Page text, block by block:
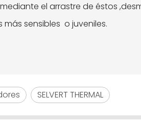
el arrastre de éstos
sensibles o juveniles.
SELVERT THERMAL